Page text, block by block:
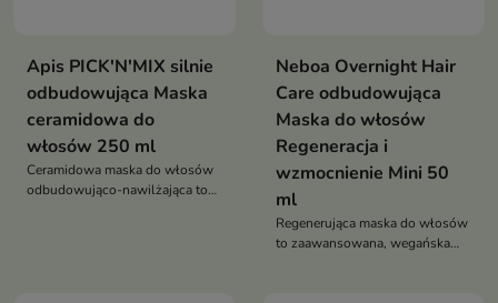
Apis PICK'N'MIX silnie
odbudowująca Maska
ceramidowa do
włosów 250 ml
Ceramidowa maska do włosów
odbudowująco-nawilżająca to
Neboa Overnight Hair
Care odbudowująca
Maska do włosów
Regeneracja i
wzmocnienie Mini 50
ml
Regenerująca maska do włosów
to zaawansowana, wegańska